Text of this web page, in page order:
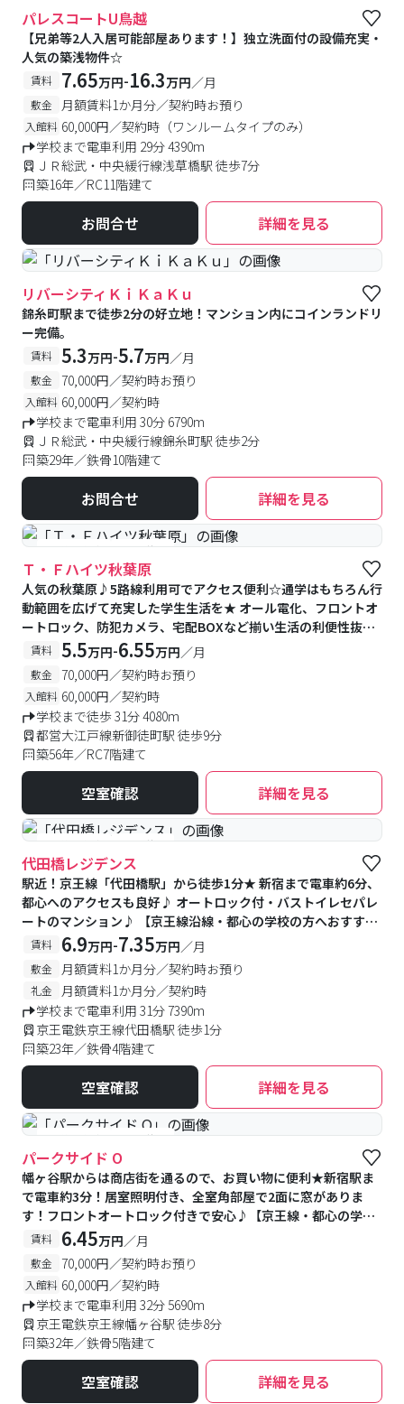
パレスコートU鳥越
【兄弟等2人入居可能部屋あります！】独立洗面付の設備充実・
人気の築浅物件☆
賃料 7.65万円-16.3万円／月
敷金 月額賃料1か月分／契約時お預り
入館料 60,000円／契約時（ワンルームタイプのみ）
学校まで電車利用 29分 4390m
ＪＲ総武・中央緩行線浅草橋駅 徒歩7分
築16年／RC11階建て
お問合せ 詳細を見る
リバーシティＫｉＫａＫｕ
錦糸町駅まで徒歩2分の好立地！マンション内にコインランドリ
ー完備。
賃料 5.3万円-5.7万円／月
敷金 70,000円／契約時お預り
入館料 60,000円／契約時
学校まで電車利用 30分 6790m
ＪＲ総武・中央緩行線錦糸町駅 徒歩2分
築29年／鉄骨10階建て
お問合せ 詳細を見る
#予約受付中 #空室待ち
Ｔ・Ｆハイツ秋葉原
人気の秋葉原♪5路線利用可でアクセス便利☆通学はもちろん行
動範囲を広げて充実した学生生活を★ オール電化、フロントオ
ートロック、防犯カメラ、宅配BOXなど揃い生活の利便性抜
群！
賃料 5.5万円-6.55万円／月
敷金 70,000円／契約時お預り
入館料 60,000円／契約時
学校まで徒歩 31分 4080m
都営大江戸線新御徒町駅 徒歩9分
築56年／RC7階建て
空室確認 詳細を見る
#予約受付中 #空室待ち
代田橋レジデンス
駅近！京王線「代田橋駅」から徒歩1分★ 新宿まで電車約6分、
都心へのアクセスも良好♪ オートロック付・バストイレセパレ
ートのマンション♪ 【京王線沿線・都心の学校の方へおすす
め】
賃料 6.9万円-7.35万円／月
敷金 月額賃料1か月分／契約時お預り
礼金
月額賃料1か月分／契約時
学校まで電車利用 31分 7390m
京王電鉄京王線代田橋駅 徒歩1分
築23年／鉄骨4階建て
空室確認 詳細を見る
#予約受付中 #空室待ち
パークサイド O
幡ヶ谷駅からは商店街を通るので、お買い物に便利★新宿駅ま
で電車約3分！居室照明付き、全室角部屋で2面に窓がありま
す！フロントオートロック付きで安心♪【京王線・都心の学校
の方におすすめ】
賃料 6.45万円／月
敷金 70,000円／契約時お預り
入館料 60,000円／契約時
学校まで電車利用 32分 5690m
京王電鉄京王線幡ヶ谷駅 徒歩8分
築32年／鉄骨5階建て
空室確認 詳細を見る